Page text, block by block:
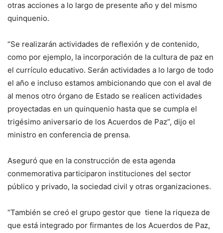
otras acciones a lo largo de presente año y del mismo
quinquenio.
“Se realizarán actividades de reflexión y de contenido,
como por ejemplo, la incorporación de la cultura de paz en
el currículo educativo. Serán actividades a lo largo de todo
el año e incluso estamos ambicionando que con el aval de
al menos otro órgano de Estado se realicen actividades
proyectadas en un quinquenio hasta que se cumpla el
trigésimo aniversario de los Acuerdos de Paz”, dijo el
ministro en conferencia de prensa.
Aseguró que en la construcción de esta agenda
conmemorativa participaron instituciones del sector
público y privado, la sociedad civil y otras organizaciones.
“También se creó el grupo gestor que tiene la riqueza de
que está integrado por firmantes de los Acuerdos de Paz,